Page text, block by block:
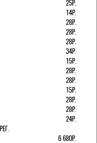
25Р.
14Р.
28Р.
28Р.
28Р.
34Р.
15Р.
28Р.
28Р.
15Р.
28Р.
28Р.
24Р.
6 680Р.